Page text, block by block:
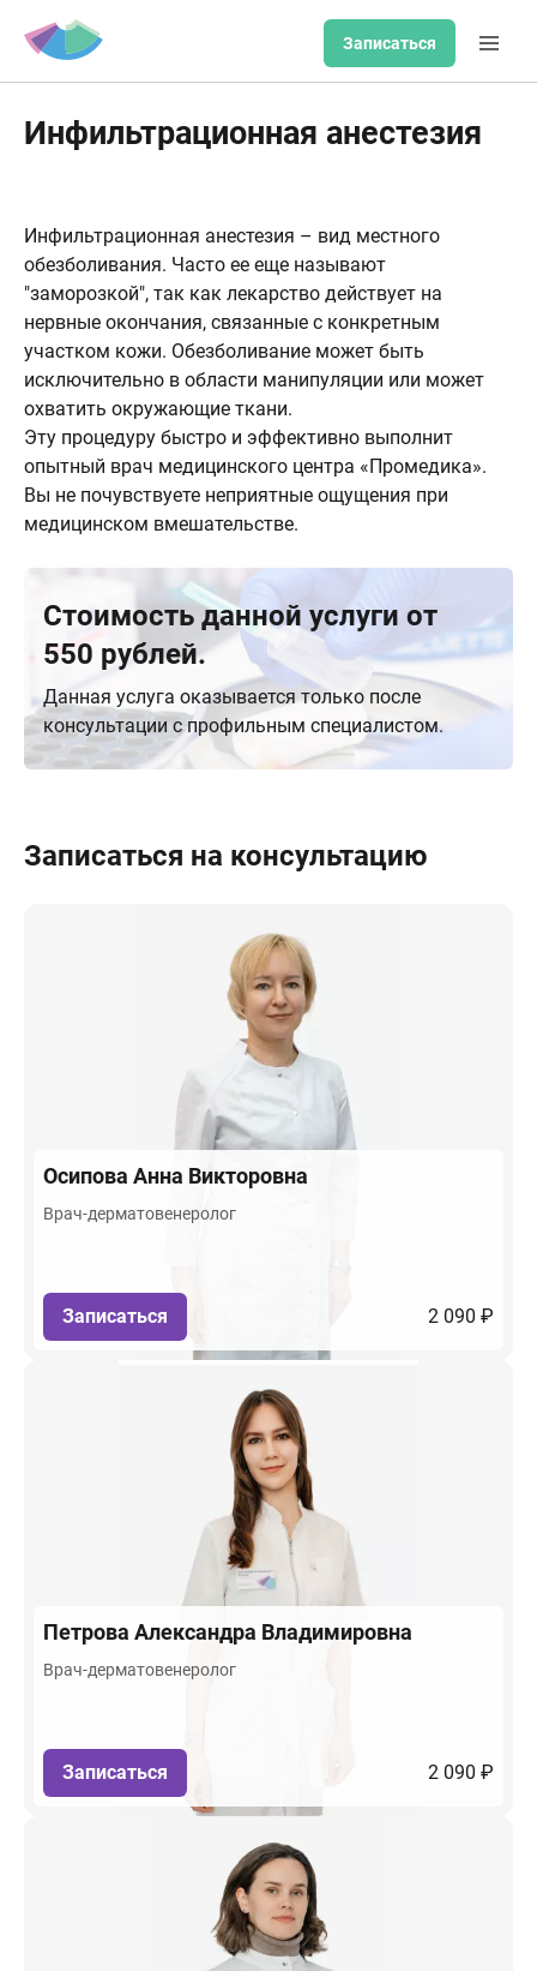
Записаться
Инфильтрационная анестезия
Инфильтрационная анестезия – вид местного
обезболивания. Часто ее еще называют
"заморозкой", так как лекарство действует на
нервные окончания, связанные с конкретным
участком кожи. Обезболивание может быть
исключительно в области манипуляции или может
охватить окружающие ткани.
Эту процедуру быстро и эффективно выполнит
опытный врач медицинского центра «Промедика».
Вы не почувствуете неприятные ощущения при
медицинском вмешательстве.
Стоимость данной услуги от
550 рублей.
Данная услуга оказывается только после
консультации с профильным специалистом.
Записаться на консультацию
Осипова Анна Викторовна
Врач-дерматовенеролог
Записаться 2 090 ₽
Петрова Александра Владимировна
Врач-дерматовенеролог
Записаться 2 090 ₽